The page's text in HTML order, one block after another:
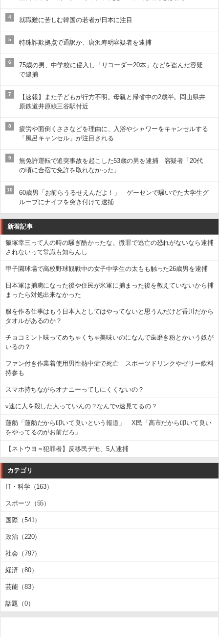
4 就職難に苦しむ韓国の若者が日本に注目
5 特殊詐欺拠点で通訳か、唐沢寿明容疑者を逮捕
6
75歳の男、中学校に侵入し「リコーダー20本」などを盗んだ容疑
で逮捕
7
【速報】また子どもが行方不明。母親と帰省中の2歳半。岡山県井
原鉄道井原線三谷駅付近
8
疲労や面倒くささなどを理由に、入浴やシャワーをキャンセルする
「風呂キャンセル」が注目される
9
無免許運転で追突事故を起こした53歳の男を逮捕 容疑者「20代
の頃に合宿で免許を取れなかった」
10
60歳男「お前らうるせえんだよ！」 ゲーセンで騒いでた大学生グ
ループにナイフを突き付けて逮捕
新着記事
飯塚幸三って人の時の騒ぎ酷かったな。微罪で逃亡の恐れがないなら逮捕
されないって常識も知らんし
甲子園球場で高校野球観戦中の女子中学生の太もも触った26歳男を逮捕
日本軍は捕虜になった後や住民が米軍に捕まった後を教えていないから捕
まったら対処出来なかった
服を作る仕事はもう日本人としてはやってないと思うんだけど香川だから
タオルがあるのか？
チョコミント味ってめちゃくちゃ美味いのになんで歯磨き粉とかいう奴が
いるの？
ファン付き作業着使用男性熱中症で死亡 スポーツドリンクやゼリー飲料
持参も
スマホ持ちながらオナニーってしにくくないの？
ν速に人を殺した人っていんの？なんでν速見てるの？
蓮舫「蓮舫だから叩いて良いという報道」 X民「高市だから叩いて良い
をやってるのがお前だろ」
【ネトウヨ＝犯罪者】反移民デモ、5人逮捕
カテゴリ
IT・科学（163）
スポーツ（55）
国際（541）
政治（220）
社会（797）
経済（80）
芸能（83）
話題（0）